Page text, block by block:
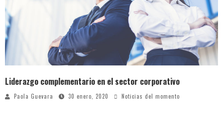
Liderazgo complementario en el sector corporativo
Paola Guevara 30 enero, 2020 Noticias del momento